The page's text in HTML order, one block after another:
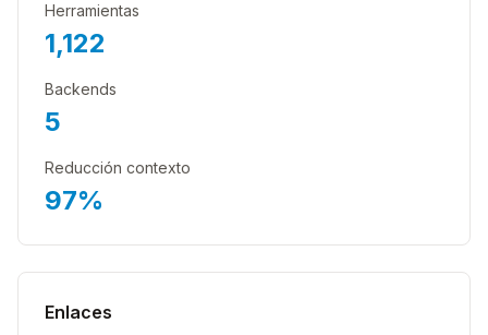
Herramientas
1,122
Backends
5
Reducción contexto
97%
Enlaces